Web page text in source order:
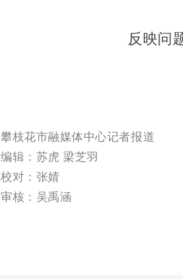
反映问
攀枝花市融媒体中心记者报道
编辑：苏虎 梁芝羽
校对：张婧
审核：吴禹涵